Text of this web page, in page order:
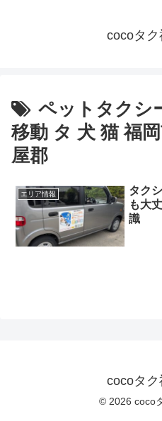
cocoタ
ペットタクシ
移動 タ 犬 猫 福
屋郡
エリア情報
タク
も大
識
cocoタ
© 2026 coco